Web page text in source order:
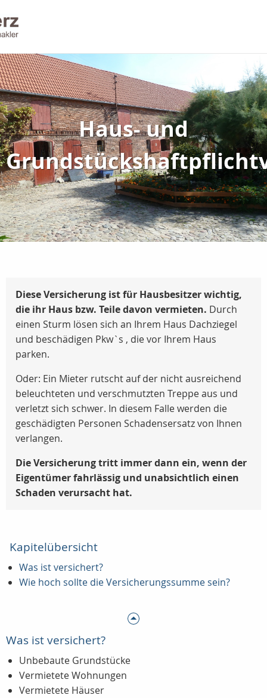
Haus- und
Diese Versicherung ist für Hausbesitzer wichtig,
die ihr Haus bzw. Teile davon vermieten. Durch
einen Sturm lösen sich an Ihrem Haus Dachziegel
und beschädigen Pkw`s , die vor Ihrem Haus
parken.
Oder: Ein Mieter rutscht auf der nicht ausreichend
beleuchteten und verschmutzten Treppe aus und
verletzt sich schwer. In diesem Falle werden die
geschädigten Personen Schadensersatz von Ihnen
verlangen.
Die Versicherung tritt immer dann ein, wenn der
Eigentümer fahrlässig und unabsichtlich einen
Schaden verursacht hat.
Kapitelübersicht
Was ist versichert?
Wie hoch sollte die Versicherungssumme sein?
Was ist versichert?
Unbebaute Grundstücke
Vermietete Wohnungen
Vermietete Häuser